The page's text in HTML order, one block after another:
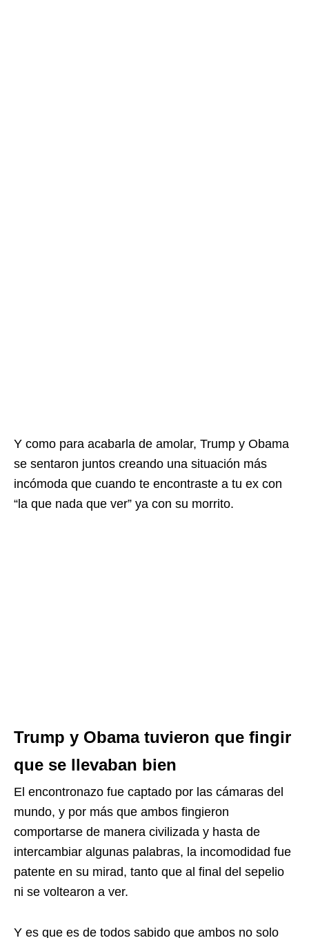
Y como para acabarla de amolar, Trump y Obama
se sentaron juntos creando una situación más
incómoda que cuando te encontraste a tu ex con
“la que nada que ver” ya con su morrito.
Trump y Obama tuvieron que fingir
que se llevaban bien
El encontronazo fue captado por las cámaras del
mundo, y por más que ambos fingieron
comportarse de manera civilizada y hasta de
intercambiar algunas palabras, la incomodidad fue
patente en su mirad, tanto que al final del sepelio
ni se voltearon a ver.
Y es que es de todos sabido que ambos no solo